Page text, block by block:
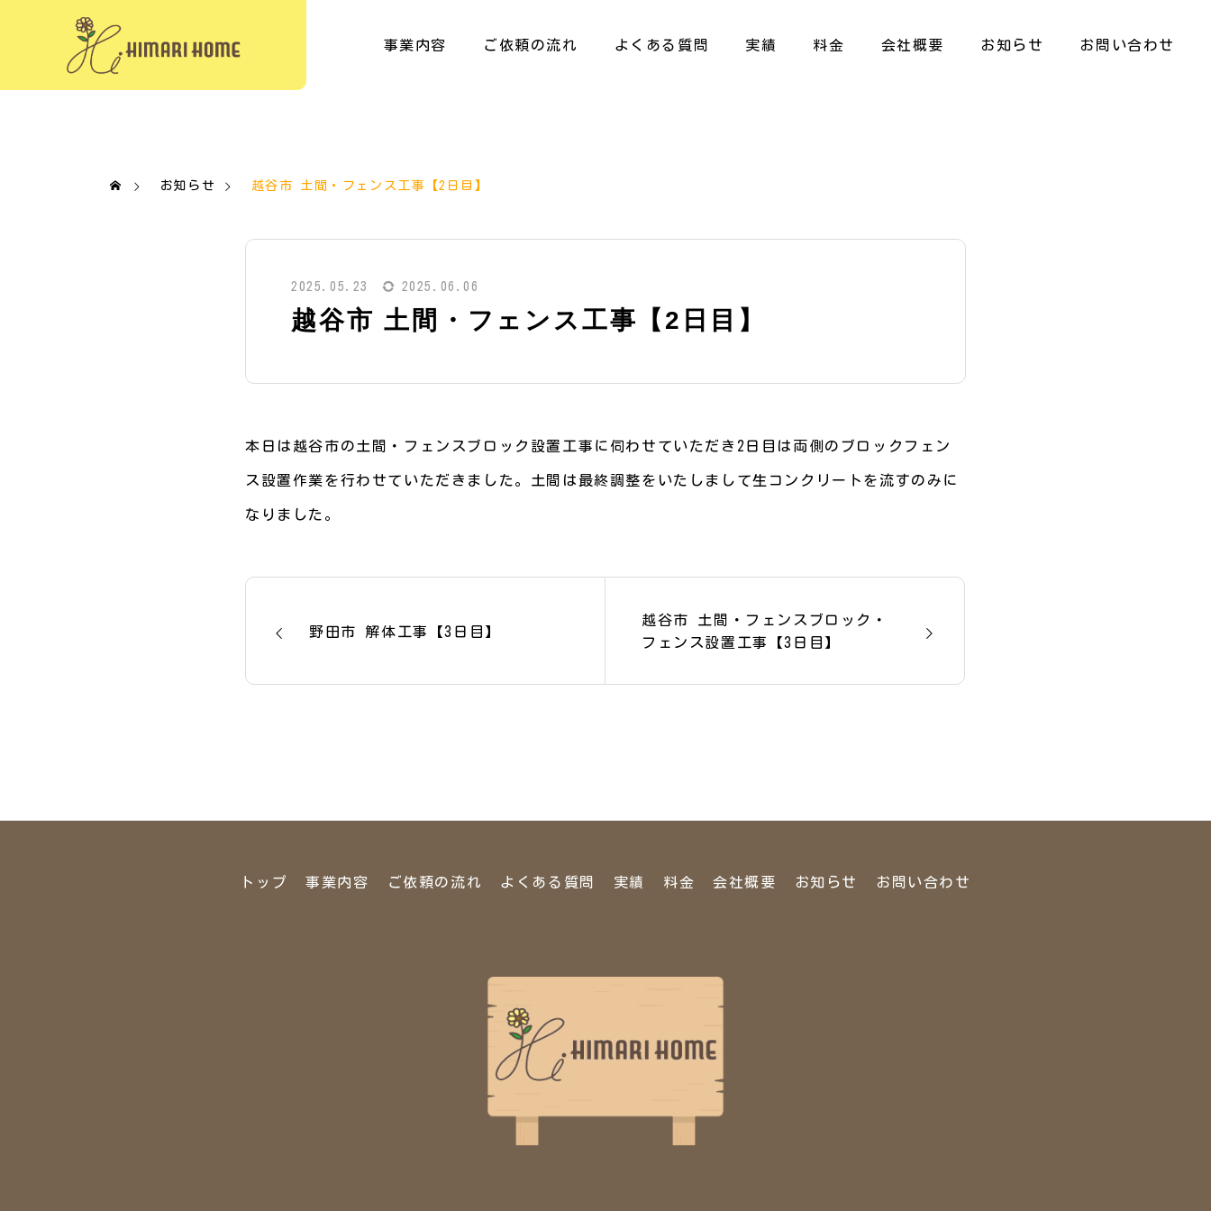
事業内容 ご依頼の流れ よくある質問 実績 料金 会社概要 お知らせ お問い合わせ
お知らせ 越谷市 土間・フェンス工事【2日目】
2025.05.23 2025.06.06
越谷市 土間・フェンス工事【2日目】
本日は越谷市の土間・フェンスブロック設置工事に伺わせていただき2日目は両側のブロックフェン
ス設置作業を行わせていただきました。土間は最終調整をいたしまして生コンクリートを流すのみに
なりました。
野田市 解体工事【3日目】
越谷市 土間・フェンスブロック・
フェンス設置工事【3日目】
トップ 事業内容 ご依頼の流れ よくある質問 実績 料金 会社概要 お知らせ お問い合わせ